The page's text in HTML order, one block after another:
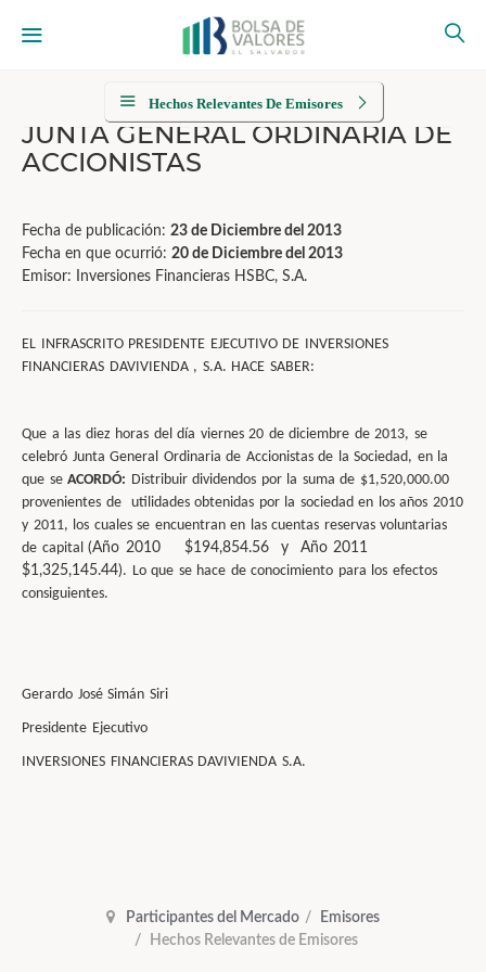
Hechos Relevantes De Emisores
JUNTA GENERAL ORDINARIA DE
ACCIONISTAS
Fecha de publicación: 23 de Diciembre del 2013
Fecha en que ocurrió: 20 de Diciembre del 2013
Emisor: Inversiones Financieras HSBC, S.A.
EL INFRASCRITO PRESIDENTE EJECUTIVO DE INVERSIONES
FINANCIERAS DAVIVIENDA , S.A. HACE SABER:
Que a las diez horas del día viernes 20 de diciembre de 2013, se
celebró Junta General Ordinaria de Accionistas de la Sociedad, en la
que se ACORDÓ: Distribuir dividendos por la suma de $1,520,000.00
provenientes de utilidades obtenidas por la sociedad en los años 2010
y 2011, los cuales se encuentran en las cuentas reservas voluntarias
de capital (Año 2010 $194,854.56 y Año 2011
$1,325,145.44). Lo que se hace de conocimiento para los efectos
consiguientes.
Gerardo José Simán Siri
Presidente Ejecutivo
INVERSIONES FINANCIERAS DAVIVIENDA S.A.
Participantes del Mercado
Emisores
Hechos Relevantes de Emisores